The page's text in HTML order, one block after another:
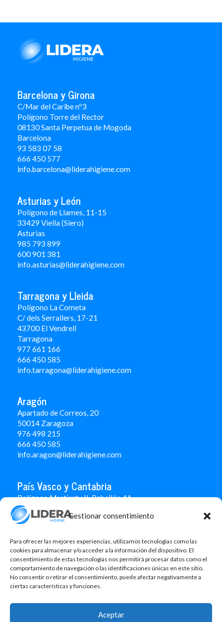
Gestionar consentimiento
Para ofrecer las mejores experiencias, utilizamos tecnologías como las
cookies para almacenar y/o acceder a la información del dispositivo. El
consentimiento de estas tecnologías nos permitirá procesar datos como el
comportamiento de navegación o las identificaciones únicas en este sitio.
No consentir o retirar el consentimiento, puede afectar negativamente a
ciertas características y funciones.
Aceptar
Barcelona y Girona
C/Mar del Caribe nº3
Polígono Torre del Rector
08130 Santa Perpetua de Mogoda
Barcelona
93 583 07 58
666 450 577
info.barcelona@liderahigiene.com
Asturias y León
Polígono de Llames, 11-15
33429 Viella (Siero)
Asturias
985 793 899
600 901 381
info.asturias@liderahigiene.com
Tarragona y Lleida
Polígono La Cometa
C/ dels Serrallers, 17-21
43700 El Vendrell
Tarragona
977 661 166
666 450 585
info.tarragona@liderahigiene.com
Aragón
Apartado de Correos, 20
50014 Zaragoza
976 498 215
666 450 585
info.aragon@liderahigiene.com
País Vasco y Cantabria
Polígono Martiartu II. Pabellón 4A
48480 Arrigorriaga
Bizkaia
666 451 184
info.paisvasco@liderahigiene.com
Linked In